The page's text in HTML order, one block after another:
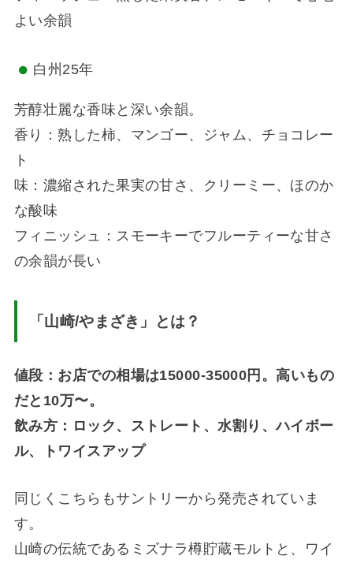
よい余韻
白州25年
芳醇壮麗な香味と深い余韻。
香り：熟した柿、マンゴー、ジャム、チョコレー
ト
味：濃縮された果実の甘さ、クリーミー、ほのか
な酸味
フィニッシュ：スモーキーでフルーティーな甘さ
の余韻が長い
「山崎/やまざき」とは？
値段：お店での相場は15000-35000円。高いもの
だと10万〜。
飲み方：ロック、ストレート、水割り、ハイボー
ル、トワイスアップ
同じくこちらもサントリーから発売されていま
す。
山崎の伝統であるミズナラ樽貯蔵モルトと、ワイ